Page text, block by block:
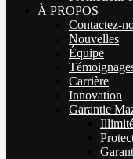
À PROPOS
Contactez-
Nouvelles
Équipe
Carrière
Innovation
Garantie